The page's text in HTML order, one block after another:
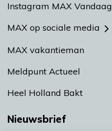
Instagram MAX Vandaag
MAX op sociale media
MAX vakantieman
Meldpunt Actueel
Heel Holland Bakt
Nieuwsbrief